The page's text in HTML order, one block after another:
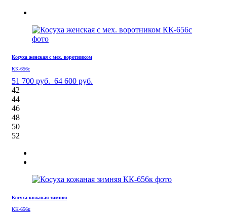
Косуха женская с мех. воротником
КК-656с
51 700 руб. 64 600 руб.
42
44
46
48
50
52
Косуха кожаная зимняя
КК-656к